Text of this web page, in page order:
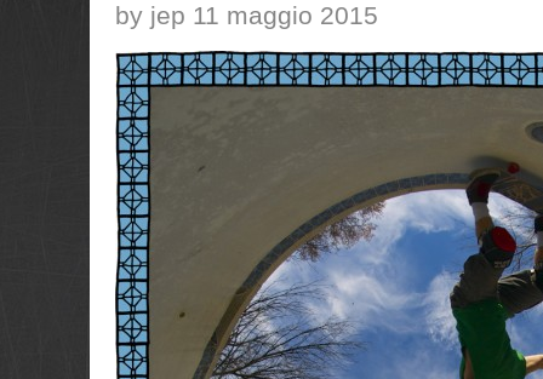
by jep 11 maggio 2015